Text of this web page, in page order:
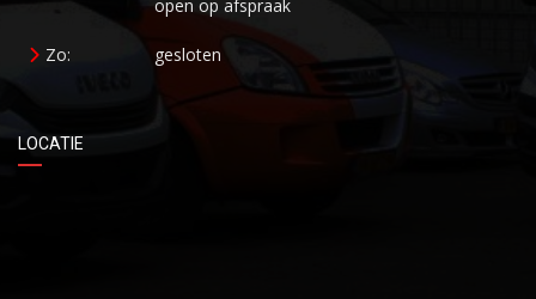
open op afspraak
Zo: gesloten
LOCATIE